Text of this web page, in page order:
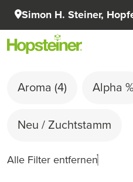
Simon H. Steiner,
Aroma (4) Alpha %
Neu / Zuchtstamm
Alle Filter entfernen